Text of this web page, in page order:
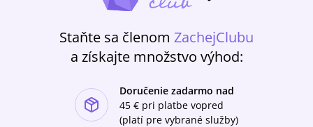
Staňte sa členom ZachejClubu
a získajte množstvo výhod:
Doručenie zadarmo nad
45 € pri platbe vopred
(platí pre vybrané služby)